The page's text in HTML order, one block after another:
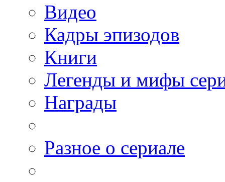
Видео
Кадры эпизодов
Книги
Легенды и мифы
Награды
Разное о сериале